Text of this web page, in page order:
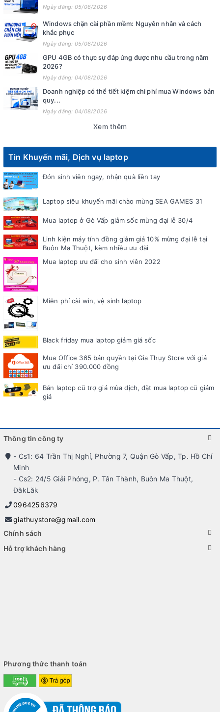
Ngày đăng: 05/08/2026
Windows chặn cài phần mềm: Nguyên nhân và cách
khắc phục
Ngày đăng: 05/08/2026
GPU 4GB có thực sự đáp ứng được nhu cầu trong năm
2026?
Ngày đăng: 04/08/2026
Doanh nghiệp có thể tiết kiệm chi phí mua Windows bản
quy...
Ngày đăng: 04/08/2026
Xem thêm
Tin Khuyến mãi, Dịch vụ laptop
Đón sinh viên ngay, nhận quà liền tay
Laptop siêu khuyến mãi chào mừng SEA GAMES 31
Mua laptop ở Gò Vấp giảm sốc mừng đại lễ 30/4
Linh kiện máy tính đồng giảm giá 10% mừng đại lễ tại
Buôn Ma Thuột, kèm nhiều ưu đãi
Mua laptop ưu đãi cho sinh viên 2022
Miễn phí cài win, vệ sinh laptop
Black friday mua laptop giảm giá sốc
Mua Office 365 bản quyền tại Gia Thụy Store với giá
ưu đãi chỉ 390.000 đồng
Bán laptop cũ trợ giá mùa dịch, đặt mua laptop cũ giảm
giá
Thông tin công ty
- Cs1: 64 Trần Thị Nghỉ, Phường 7, Quận Gò Vấp, Tp. Hồ Chí
Minh
- Cs2: 24/5 Giải Phóng, P. Tân Thành, Buôn Ma Thuột,
ĐăkLăk
0964256379
giathuystore@gmail.com
Chính sách
Hỗ trợ khách hàng
Phương thức thanh toán